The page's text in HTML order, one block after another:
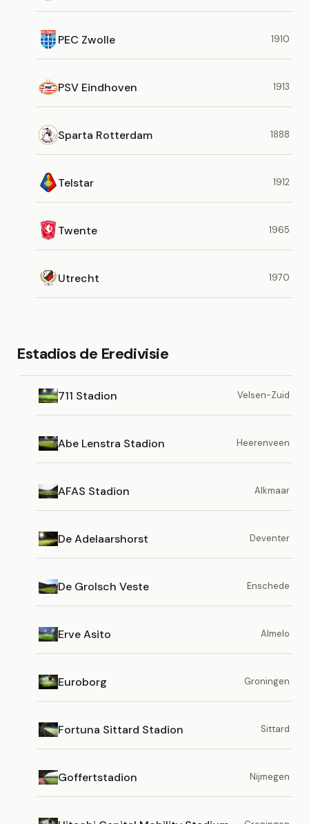
PEC Zwolle 1910
PSV Eindhoven 1913
Sparta Rotterdam 1888
Telstar 1912
Twente 1965
Utrecht 1970
Estadios de Eredivisie
711 Stadion Velsen-Zuid
Abe Lenstra Stadion Heerenveen
AFAS Stadion Alkmaar
De Adelaarshorst Deventer
De Grolsch Veste Enschede
Erve Asito Almelo
Euroborg Groningen
Fortuna Sittard Stadion Sittard
Goffertstadion Nijmegen